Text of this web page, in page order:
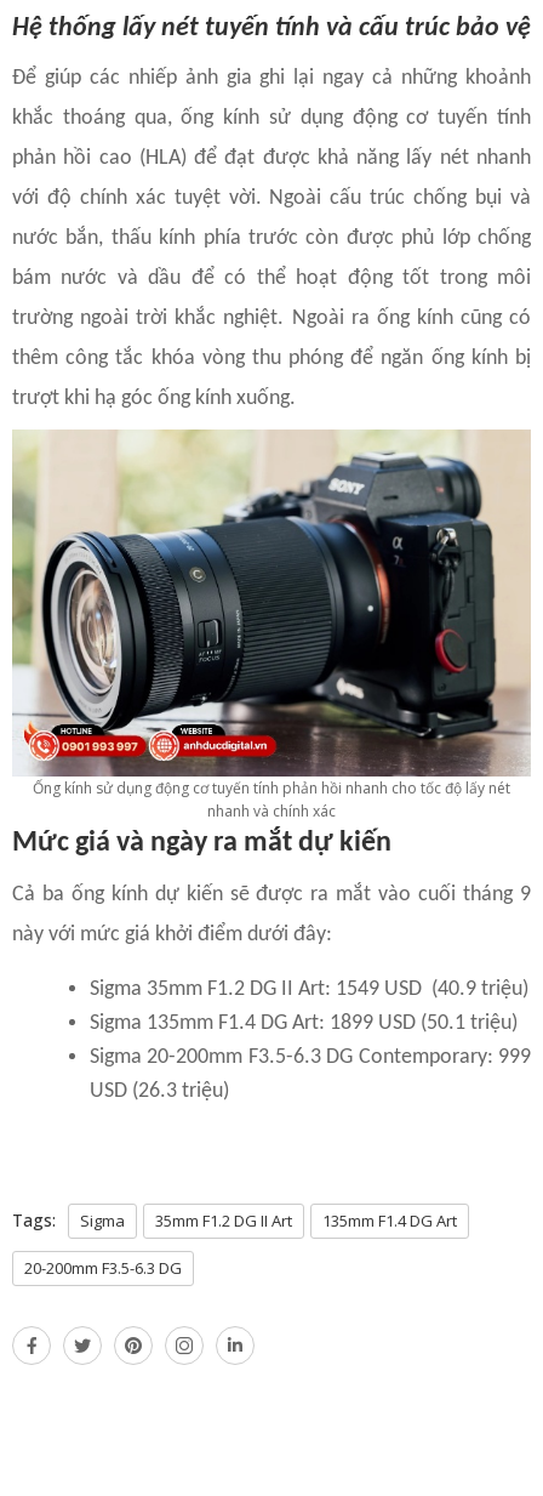
Hệ thống lấy nét tuyến tính và cấu trúc bảo vệ
Để giúp các nhiếp ảnh gia ghi lại ngay cả những khoảnh
khắc thoáng qua, ống kính sử dụng động cơ tuyến tính
phản hồi cao (HLA) để đạt được khả năng lấy nét nhanh
với độ chính xác tuyệt vời. Ngoài cấu trúc chống bụi và
nước bắn, thấu kính phía trước còn được phủ lớp chống
bám nước và dầu để có thể hoạt động tốt trong môi
trường ngoài trời khắc nghiệt. Ngoài ra ống kính cũng có
thêm công tắc khóa vòng thu phóng để ngăn ống kính bị
trượt khi hạ góc ống kính xuống.
Ống kính sử dụng động cơ tuyến tính phản hồi nhanh cho tốc độ lấy nét
nhanh và chính xác
Mức giá và ngày ra mắt dự kiến
Cả ba ống kính dự kiến sẽ được ra mắt vào cuối tháng 9
này với mức giá khởi điểm dưới đây:
Sigma 35mm F1.2 DG II Art: 1549 USD (40.9 triệu)
Sigma 135mm F1.4 DG Art: 1899 USD (50.1 triệu)
Sigma 20-200mm F3.5-6.3 DG Contemporary: 999
USD (26.3 triệu)
Tags: Sigma 35mm F1.2 DG II Art 135mm F1.4 DG Art
20-200mm F3.5-6.3 DG